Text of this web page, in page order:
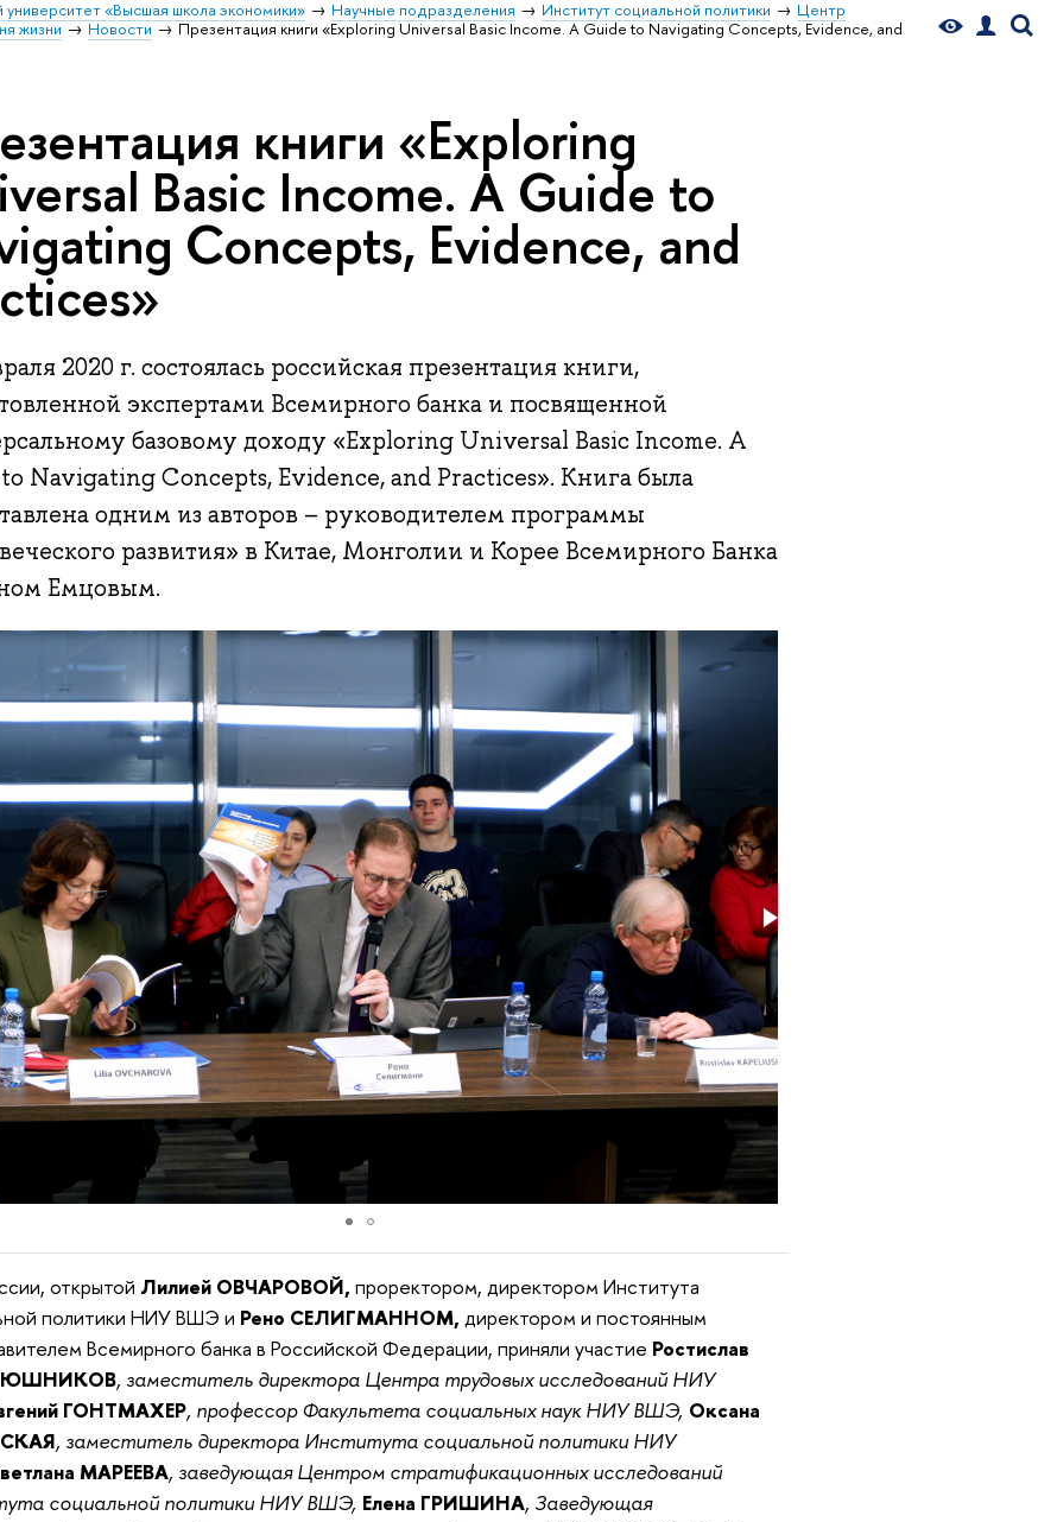
«Высшая школа экономики» Научные подразделения Институт социальной политики
Центр
жизни
Новости
Презентация книги «Exploring Universal Basic Income. A Guide to Navigating Concepts, Evidence, and
книги «Exploring
Basic Income. A Guide to
Concepts, Evidence, and
2020 г. состоялась российская презентация книги,
экспертами Всемирного банка и посвященной
базовому доходу «Exploring Universal Basic Income. A
Navigating Concepts, Evidence, and Practices». Книга была
одним из авторов – руководителем программы
развития» в Китае, Монголии и Корее Всемирного Банка
Емцовым.
открытой Лилией ОВЧАРОВОЙ,проректором, директором Института
политики НИУ ВШЭ и Рено СЕЛИГМАННОМ,директором и постоянным
Всемирного банка в Российской Федерации, приняли участие Ростислав
, заместитель директора Центра трудовых исследований НИУ
ГОНТМАХЕР, профессор Факультета социальных наук НИУ ВШЭ, Оксана
, заместитель директора Института социальной политики НИУ
МАРЕЕВА, заведующая Центром стратификационных исследований
социальной политики НИУ ВШЭ, Елена ГРИШИНА, Заведующая